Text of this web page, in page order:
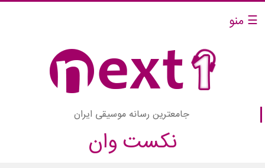
☰ منو
جامعترین رسانه موسیقی ایران
نکست وان